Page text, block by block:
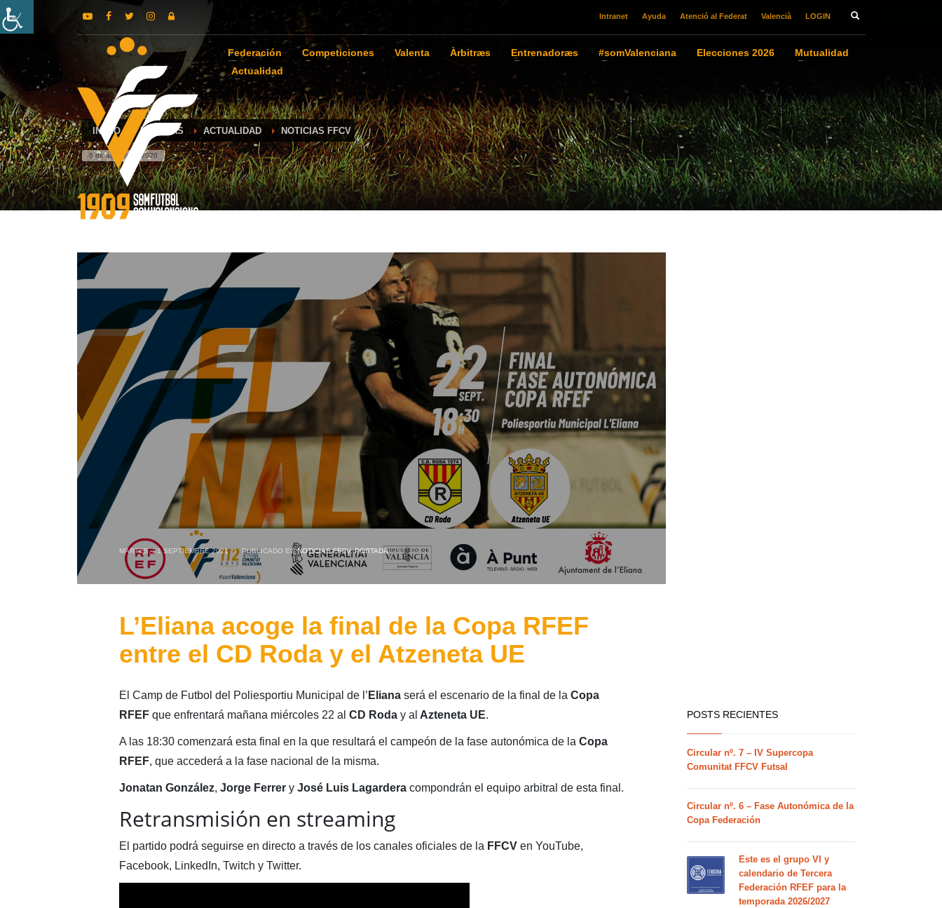
Intranet Ayuda Atenció al Federat Valencià LOGIN
Federación Competiciones Valenta Àrbitræs Entrenadoræs #somValenciana Elecciones 2026
Mutualidad
Actualidad
INICIO NOTICIAS ACTUALIDAD NOTICIAS FFCV
6 de agosto de 2026
MARTES, 21 SEPTIEMBRE 2021 / PUBLICADO ENNOTICIAS FFCV,PORTADA
L’Eliana acoge la final de la Copa RFEF
entre el CD Roda y el Atzeneta UE
El Camp de Futbol del Poliesportiu Municipal de l’ Eliana será el escenario de la final de la Copa
RFEFque enfrentará mañana miércoles 22 al CD Roday al Azteneta UE.
A las 18:30 comenzará esta final en la que resultará el campeón de la fase autonómica de la Copa
RFEF, que accederá a la fase nacional de la misma.
Jonatan González, Jorge FerreryJosé Luis Lagardera compondrán el equipo arbitral de esta final.
Retransmisión en streaming
El partido podrá seguirse en directo a través de los canales oficiales de la FFCVen YouTube,
Facebook, LinkedIn, Twitch y Twitter.
POSTS RECIENTES
Circular nº. 7 – IV Supercopa
Comunitat FFCV Futsal
Circular nº. 6 – Fase Autonómica de la
Copa Federación
Este es el grupo VI y
calendario de Tercera
Federación RFEF para la
temporada 2026/2027